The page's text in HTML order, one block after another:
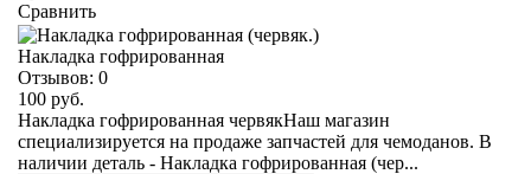
Сравнить
Накладка гофрированная
Отзывов: 0
100 руб.
Накладка гофрированная червякНаш магазин
специализируется на продаже запчастей для чемоданов. В
наличии деталь - Накладка гофрированная (чер...